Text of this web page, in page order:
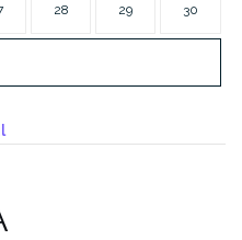
28 29 30